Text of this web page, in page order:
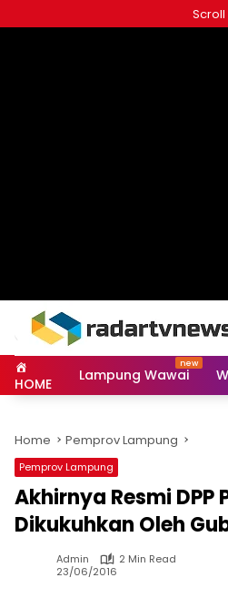
to
HOME Lampung Wawai
Home Pemprov Lampung
Pemprov Lampung
Akhirnya Resmi DPP
Dikukuhkan Oleh
Admin
2 Min Read
23/06/2016